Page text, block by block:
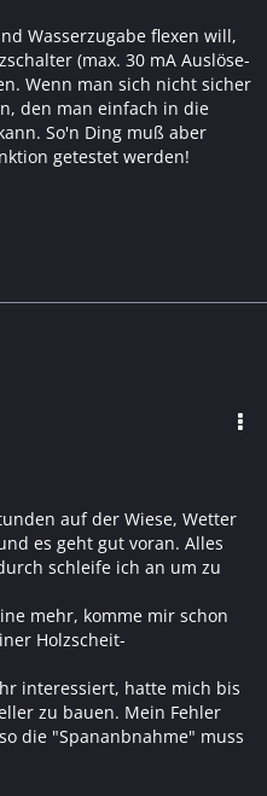
Wasserzugabe flexen will,
(max. 30 mA Auslöse-
Wenn man sich nicht sicher
den man einfach in die
So'n Ding muß aber
getestet werden!
auf der Wiese, Wetter
es geht gut voran. Alles
schleife ich an um zu
mehr, komme mir schon
Holzscheit-
interessiert, hatte mich bis
zu bauen. Mein Fehler
die "Spananbnahme" muss